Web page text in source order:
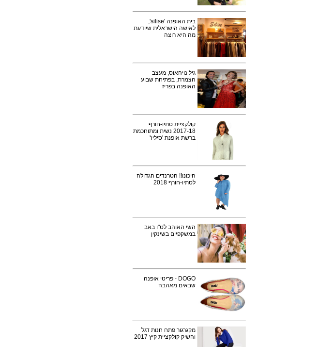
בית האופנה 'silise',
לאישה הישראלית שיודעת
מה היא רוצה
גיל נויהאוס, מעצב
הצמרת, בפתיחת שבוע
האופנה בפריז
קולקציית סתיו-חורף
2017-18 נשית ומתוחכמת
ברשת אופנת 'סיליז'
היכונו!! הטרנדים הגדולה
לסתיו-חורף 2018
השי האוהב לט"ו באב
במשקפיים בשינקין
DOGO - פריטי אופנה
שבאים מאהבה
מקגרגור פתח חנות דגל
והשיק קולקציית קיץ 2017